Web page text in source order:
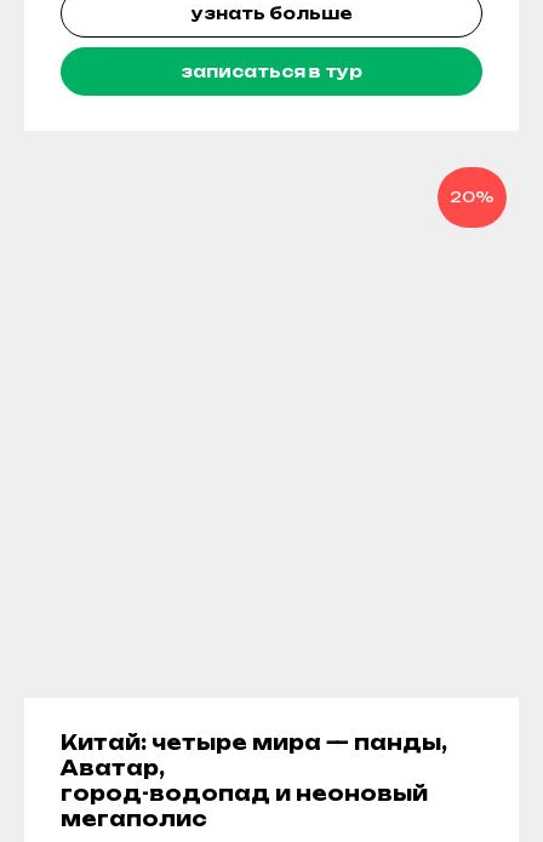
узнать больше
записаться в тур
20%
Китай: четыре мира — панды,
Аватар,
город-водопад и неоновый
мегаполис